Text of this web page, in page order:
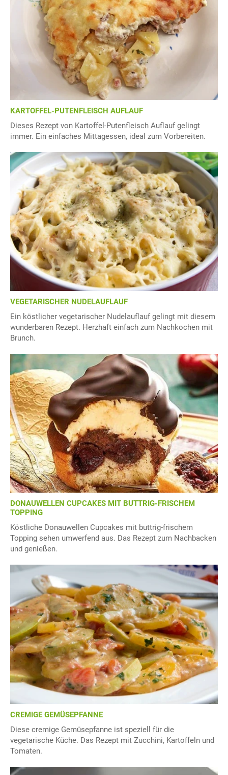
KARTOFFEL-PUTENFLEISCH AUFLAUF
Dieses Rezept von Kartoffel-Putenfleisch Auflauf gelingt
immer. Ein einfaches Mittagessen, ideal zum Vorbereiten.
VEGETARISCHER NUDELAUFLAUF
Ein köstlicher vegetarischer Nudelauflauf gelingt mit diesem
wunderbaren Rezept. Herzhaft einfach zum Nachkochen mit
Brunch.
DONAUWELLEN CUPCAKES MIT BUTTRIG-FRISCHEM
TOPPING
Köstliche Donauwellen Cupcakes mit buttrig-frischem
Topping sehen umwerfend aus. Das Rezept zum Nachbacken
und genießen.
CREMIGE GEMÜSEPFANNE
Diese cremige Gemüsepfanne ist speziell für die
vegetarische Küche. Das Rezept mit Zucchini, Kartoffeln und
Tomaten.